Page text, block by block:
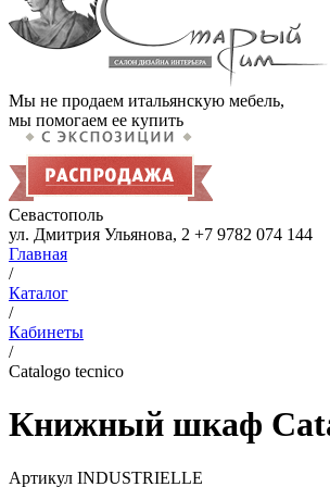
Мы не продаем итальянскую мебель,
мы помогаем ее купить
Севастополь
ул. Дмитрия Ульянова, 2 +7 9782 074 144
Главная
/
Каталог
/
Кабинеты
/
Catalogo tecnico
Книжный шкаф
Артикул INDUSTRIELLE